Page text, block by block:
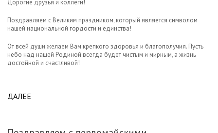
Дорогие друзья и коллеги!
Поздравляем с Великим праздником, который является символом
нашей национальной гордости и единства!
От всей души желаем Вам крепкого здоровья и благополучия. Пусть
небо над нашей Родиной всегда будет чистым и мирным, а жизнь
достойной и счастливой!
ДАЛЕЕ